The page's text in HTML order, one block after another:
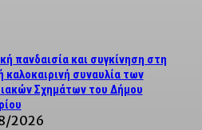
πανδαισία και συγκίνηση στη
καλοκαιρινή συναυλία των
Σχημάτων του Δήμου
2026